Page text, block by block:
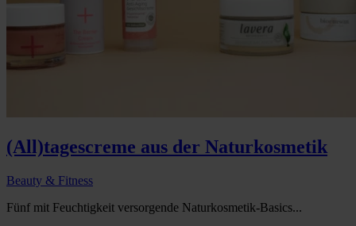
(All)tagescreme aus der Naturkosmetik
Beauty & Fitness
Fünf mit Feuchtigkeit versorgende Naturkosmetik-Basics...